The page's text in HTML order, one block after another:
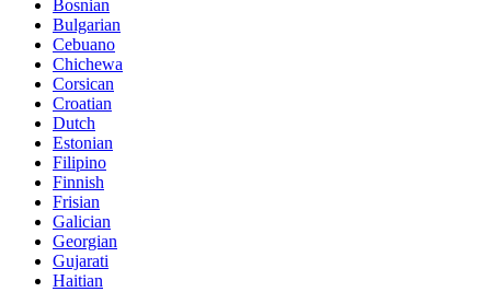
Bosnian
Bulgarian
Cebuano
Chichewa
Corsican
Croatian
Dutch
Estonian
Filipino
Finnish
Frisian
Galician
Georgian
Gujarati
Haitian